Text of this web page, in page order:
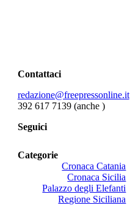
Contattaci
redazione@freepressonline.it
392 617 7139 (anche )
Seguici
Categorie
Cronaca Catania
Cronaca Sicilia
Palazzo degli Elefanti
Regione Siciliana